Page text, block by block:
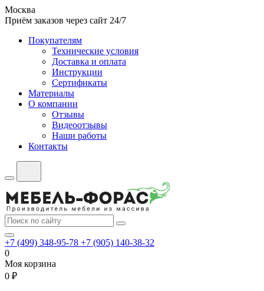
Москва
Приём заказов через сайт 24/7
Покупателям
Технические условия
Доставка и оплата
Инструкции
Сертификаты
Материалы
О компании
Отзывы
Видеоотзывы
Наши работы
Контакты
+7 (499) 348-95-78 +7 (905) 140-38-32
0
Моя корзина
0 ₽